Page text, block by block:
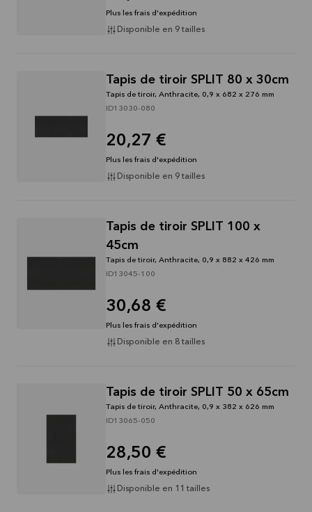
Plus les frais d'expédition
Disponible en 9 tailles
Tapis de tiroir SPLIT 80 x 30cm
Tapis de tiroir, Anthracite, 0,9 x 682 x 276 mm
ID13030-080
20,27 €
Plus les frais d'expédition
Disponible en 9 tailles
Tapis de tiroir SPLIT 100 x
45cm
Tapis de tiroir, Anthracite, 0,9 x 882 x 426 mm
ID13045-100
30,68 €
Plus les frais d'expédition
Disponible en 8 tailles
Tapis de tiroir SPLIT 50 x 65cm
Tapis de tiroir, Anthracite, 0,9 x 382 x 626 mm
ID13065-050
28,50 €
Plus les frais d'expédition
Disponible en 11 tailles